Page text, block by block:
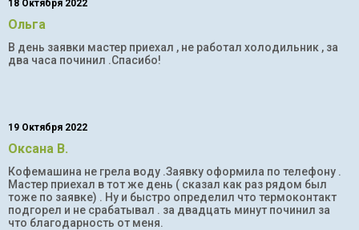
18 Октября 2022
Ольга
В день заявки мастер приехал , не работал холодильник , за
два часа починил .Спасибо!
19 Октября 2022
Оксана В.
Кофемашина не грела воду .Заявку оформила по телефону .
Мастер приехал в тот же день ( сказал как раз рядом был
тоже по заявке) . Ну и быстро определил что термоконтакт
подгорел и не срабатывал . за двадцать минут починил за
что благодарность от меня.